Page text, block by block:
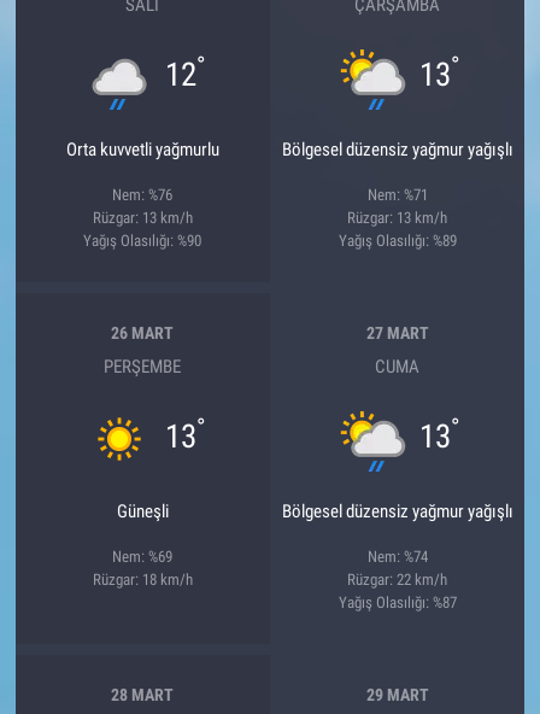
SALI
12°
Orta kuvvetli yağmurlu
Nem: %76
Rüzgar: 13 km/h
Yağış Olasılığı: %90
ÇARŞAMBA
13°
Bölgesel düzensiz yağmur yağışlı
Nem: %71
Rüzgar: 13 km/h
Yağış Olasılığı: %89
26 MART
PERŞEMBE
13°
Güneşli
Nem: %69
Rüzgar: 18 km/h
27 MART
CUMA
13°
Bölgesel düzensiz yağmur yağışlı
Nem: %74
Rüzgar: 22 km/h
Yağış Olasılığı: %87
28 MART 29 MART